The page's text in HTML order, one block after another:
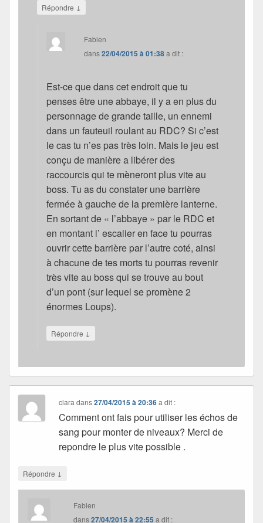
Répondre ↓
Fabien
dans22/04/2015 à 01:38 a dit :
Est-ce que dans cet endroit que tu
penses être une abbaye, il y a en plus du
personnage de grande taille, un ennemi
dans un fauteuil roulant au RDC? Si c’est
le cas tu n’es pas très loin. Mais le jeu est
conçu de manière a libérer des
raccourcis qui te mèneront plus vite au
boss. Tu as du constater une barrière
fermée à gauche de la première lanterne.
En sortant de « l’abbaye » par le RDC et
en montant l’ escalier en face tu pourras
ouvrir cette barrière par l’autre coté, ainsi
à chacune de tes morts tu pourras revenir
très vite au boss qui se trouve au bout
d’un pont (sur lequel se promène 2
énormes Loups).
Répondre ↓
clara dans27/04/2015 à 20:36 a dit :
Comment ont fais pour utiliser les échos de
sang pour monter de niveaux? Merci de
repondre le plus vite possible .
Répondre ↓
Fabien
dans27/04/2015 à 22:55 a dit :